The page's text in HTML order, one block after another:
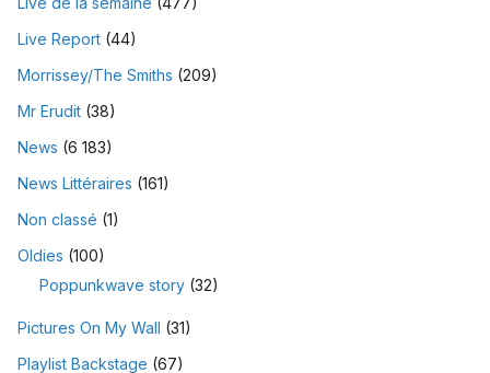
Live Report (44)
Morrissey/The Smiths (209)
Mr Erudit (38)
News (6 183)
News Littéraires (161)
Non classé (1)
Oldies (100)
Poppunkwave story (32)
Pictures On My Wall (31)
Playlist Backstage (67)